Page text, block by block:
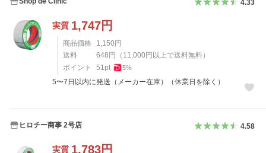
4.33
実質 1,747円
商品価格 1,150円
送料
648円 （ 11,000円以上で送料無料）
ポイント
51 pt 5%
5〜7日以内に発送（メーカー在庫）（休業日を除く）
ヒロチー商事 2号店 4.58
実質 1,783円